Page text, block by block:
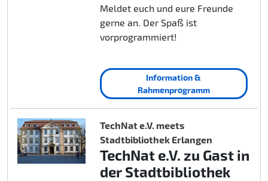
Meldet euch und eure Freunde
gerne an. Der Spaß ist
vorprogrammiert!
Information &
Rahmenprogramm
TechNat e.V. meets
Stadtbibliothek Erlangen
TechNat e.V. zu Gast in
der Stadtbibliothek